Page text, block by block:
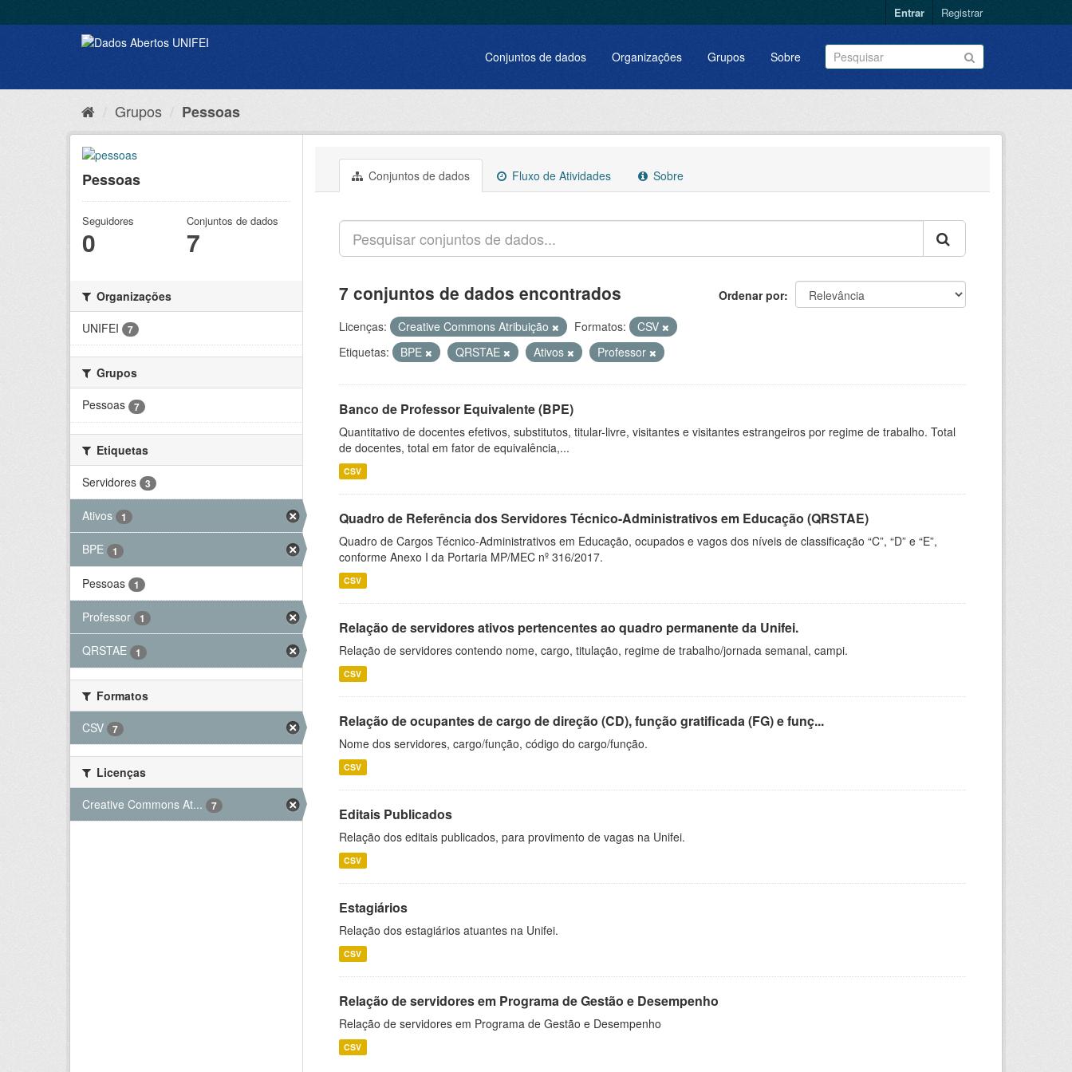
Entrar Registrar
Conjuntos de dados Organizações Grupos Sobre
Grupos Pessoas
Pessoas
Seguidores
0
Conjuntos de dados
7
Organizações
UNIFEI
7
Grupos
Pessoas
7
Etiquetas
Servidores
3
Ativos 1
BPE 1
Pessoas 1
Professor 1
QRSTAE 1
Formatos
CSV
7
Licenças
Creative Commons At...
7
Conjuntos de dados Fluxo de Atividades Sobre
Ordenar por
7 conjuntos de dados encontrados
Licenças: Creative Commons Atribuição Formatos:
CSV
Etiquetas:
BPE QRSTAE Ativos Professor
Banco de Professor Equivalente (BPE)
Quantitativo de docentes efetivos, substitutos, titular-livre, visitantes e visitantes estrangeiros por regime de trabalho. Total
de docentes, total em fator de equivalência,...
CSV
Quadro de Referência dos Servidores Técnico-Administrativos em Educação (QRSTAE)
Quadro de Cargos Técnico-Administrativos em Educação, ocupados e vagos dos níveis de classificação “C”, “D” e “E”,
conforme Anexo I da Portaria MP/MEC nº 316/2017.
CSV
Relação de servidores ativos pertencentes ao quadro permanente da Unifei.
Relação de servidores contendo nome, cargo, titulação, regime de trabalho/jornada semanal, campi.
CSV
Relação de ocupantes de cargo de direção (CD), função gratificada (FG) e funç...
Nome dos servidores, cargo/função, código do cargo/função.
CSV
Editais Publicados
Relação dos editais publicados, para provimento de vagas na Unifei.
CSV
Estagiários
Relação dos estagiários atuantes na Unifei.
CSV
Relação de servidores em Programa de Gestão e Desempenho
Relação de servidores em Programa de Gestão e Desempenho
CSV